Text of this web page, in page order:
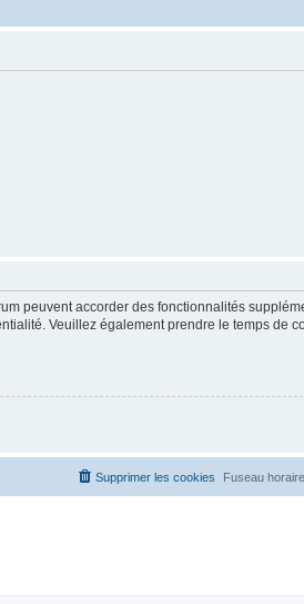
peuvent accorder des fonctionnalités
Veuillez également prendre le temps de
Fuseau
Supprimer les cookies